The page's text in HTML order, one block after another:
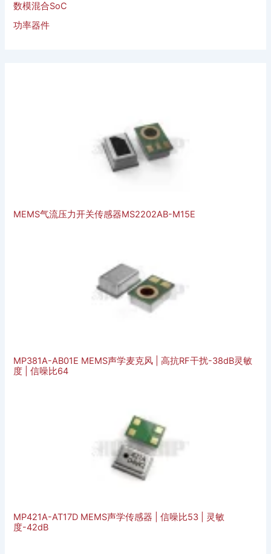
数模混合SoC
功率器件
MEMS气流压力开关传感器MS2202AB-M15E
MP381A-AB01E MEMS声学麦克风 | 高抗RF干扰-38dB灵敏
度 | 信噪比64
MP421A-AT17D MEMS声学传感器 | 信噪比53 | 灵敏
度-42dB